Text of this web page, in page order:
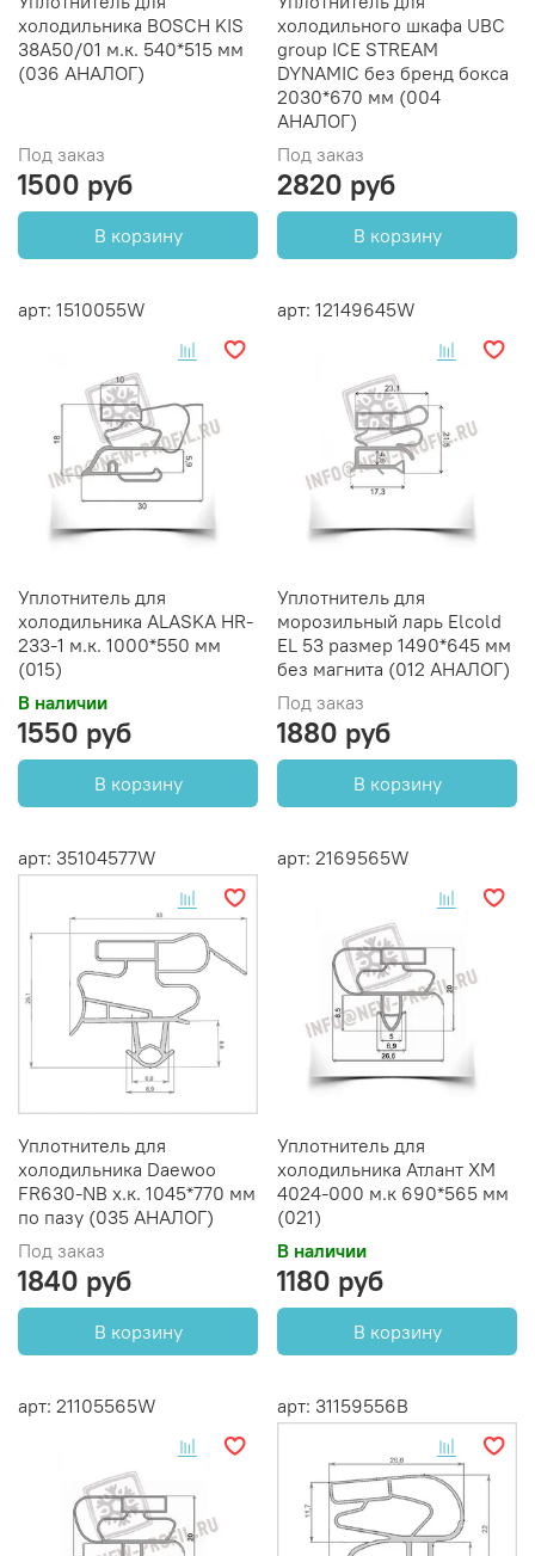
холодильника BOSCH KIS
38А50/01 м.к. 540*515 мм
(036 АНАЛОГ)
Под заказ
1500 руб
В корзину
холодильного шкафа UBC
group ICE STREAM
DYNAMIC без бренд бокса
2030*670 мм (004
АНАЛОГ)
Под заказ
2820 руб
В корзину
арт: 1510055W
Уплотнитель для
холодильника ALASKA HR-
233-1 м.к. 1000*550 мм
(015)
В наличии
1550 руб
В корзину
арт: 12149645W
Уплотнитель для
морозильный ларь Elcold
EL 53 размер 1490*645 мм
без магнита (012 АНАЛОГ)
Под заказ
1880 руб
В корзину
арт: 35104577W
Уплотнитель для
холодильника Daewoo
FR630-NB х.к. 1045*770 мм
по пазу (035 АНАЛОГ)
Под заказ
1840 руб
В корзину
арт: 2169565W
Уплотнитель для
холодильника Атлант ХМ
4024-000 м.к 690*565 мм
(021)
В наличии
1180 руб
В корзину
арт: 21105565W арт: 31159556B